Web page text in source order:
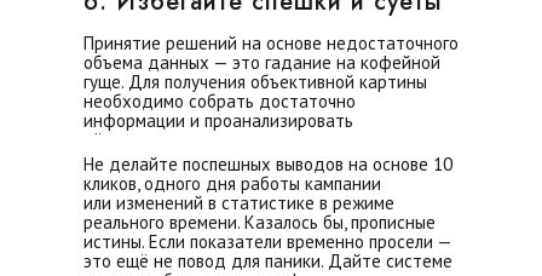
Принятие решений на основе недостаточного
объема данных — это гадание на кофейной
гуще. Для получения объективной картины
необходимо собрать достаточно
информации и проанализировать
её в динамике.
Не делайте поспешных выводов на основе 10
кликов, одного дня работы кампании
или изменений в статистике в режиме
реального времени. Казалось бы, прописные
истины. Если показатели временно просели —
это ещё не повод для паники. Дайте системе